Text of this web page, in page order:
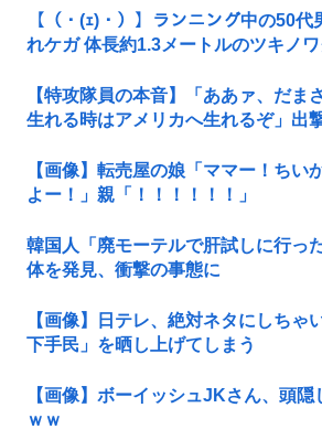
【（・(ｪ)・）】ランニング中の50
れケガ 体長約1.3メートルのツキノ
【特攻隊員の本音】「ああァ、だま
生れる時はアメリカへ生れるぞ」出
【画像】転売屋の娘「ママー！ちい
よー！」親「！！！！！！」
韓国人「廃モーテルで肝試しに行っ
体を発見、衝撃の事態に
【画像】日テレ、絶対ネタにしちゃ
下手民」を晒し上げてしまう
【画像】ボーイッシュJKさん、頭隠
ｗｗ